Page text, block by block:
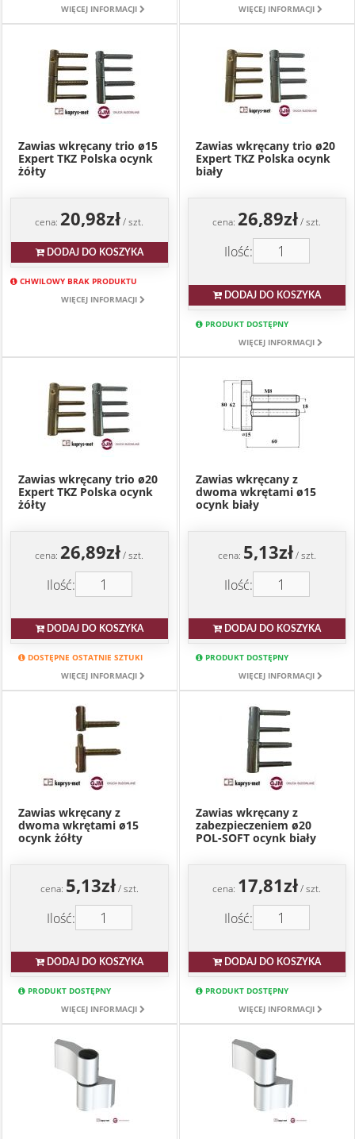
WIĘCEJ INFORMACJI
WIĘCEJ INFORMACJI
Zawias wkręcany trio ø15
Expert TKZ Polska ocynk
żółty
cena:20,98zł/ szt.
DODAJ DO KOSZYKA
CHWILOWY BRAK PRODUKTU
WIĘCEJ INFORMACJI
Zawias wkręcany trio ø20
Expert TKZ Polska ocynk
biały
cena:26,89zł/ szt.
Ilość:
DODAJ DO KOSZYKA
PRODUKT DOSTĘPNY
WIĘCEJ INFORMACJI
Zawias wkręcany trio ø20
Expert TKZ Polska ocynk
żółty
cena:26,89zł/ szt.
Ilość:
DODAJ DO KOSZYKA
DOSTĘPNE OSTATNIE SZTUKI
WIĘCEJ INFORMACJI
Zawias wkręcany z
dwoma wkrętami ø15
ocynk biały
cena: 5,13zł/ szt.
Ilość:
DODAJ DO KOSZYKA
PRODUKT DOSTĘPNY
WIĘCEJ INFORMACJI
Zawias wkręcany z
dwoma wkrętami ø15
ocynk żółty
cena: 5,13zł/ szt.
Ilość:
DODAJ DO KOSZYKA
PRODUKT DOSTĘPNY
WIĘCEJ INFORMACJI
Zawias wkręcany z
zabezpieczeniem ø20
POL-SOFT ocynk biały
cena: 17,81zł/ szt.
Ilość:
DODAJ DO KOSZYKA
PRODUKT DOSTĘPNY
WIĘCEJ INFORMACJI